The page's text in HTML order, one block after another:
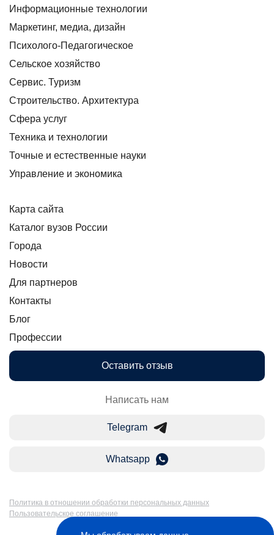
Информационные технологии
Маркетинг, медиа, дизайн
Психолого-Педагогическое
Сельское хозяйство
Сервис. Туризм
Строительство. Архитектура
Сфера услуг
Техника и технологии
Точные и естественные науки
Управление и экономика
Карта сайта
Каталог вузов России
Города
Новости
Для партнеров
Контакты
Блог
Профессии
Оставить отзыв
Написать нам
Telegram
Whatsapp
Политика в отношении обработки персональных данных
Пользовательское соглашение